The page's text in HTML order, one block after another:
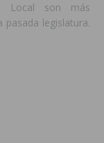
Local son más
legislatura.